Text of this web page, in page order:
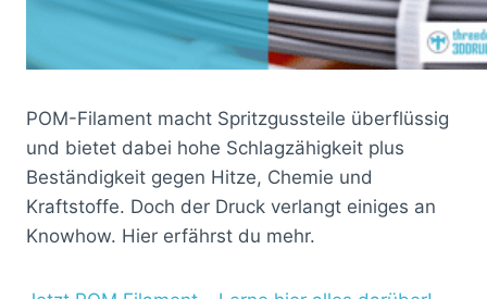
POM-Filament macht Spritzgussteile überflüssig
und bietet dabei hohe Schlagzähigkeit plus
Beständigkeit gegen Hitze, Chemie und
Kraftstoffe. Doch der Druck verlangt einiges an
Knowhow. Hier erfährst du mehr.